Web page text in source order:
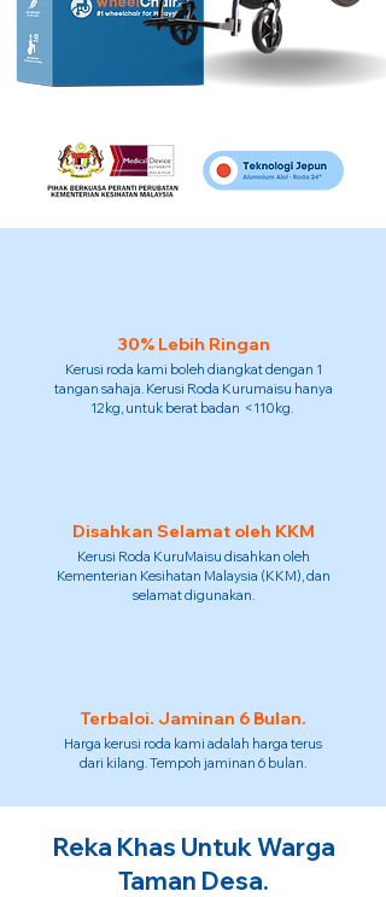
30% Lebih Ringan
Kerusi roda kami boleh diangkat dengan 1
tangan sahaja. Kerusi Roda Kurumaisu hanya
12kg, untuk berat badan <110kg.
Disahkan Selamat oleh KKM
Kerusi Roda KuruMaisu disahkan oleh
Kementerian Kesihatan Malaysia (KKM), dan
selamat digunakan.
Terbaloi. Jaminan 6 Bulan.
Harga kerusi roda kami adalah harga terus
dari kilang. Tempoh jaminan 6 bulan.
Reka Khas Untuk Warga
Taman Desa.